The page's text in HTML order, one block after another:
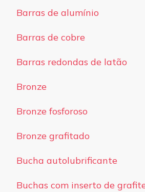
Barras de alumínio
Barras de cobre
Barras redondas de latão
Bronze
Bronze fosforoso
Bronze grafitado
Bucha autolubrificante
Buchas com inserto de